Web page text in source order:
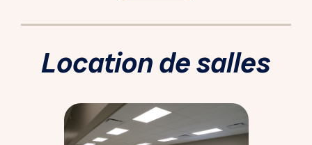
Location de salles